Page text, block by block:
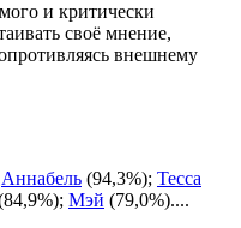
и критически
своё мнение,
внешнему
Аннабель (94,3%); Тесса
Мэй (79,0%)....